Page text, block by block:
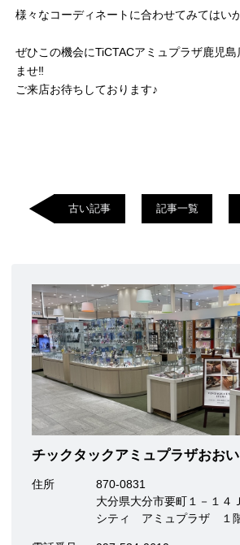
様々なコーディネートに合わせてみてはい
ぜひこの機会にTiCTACアミュプラザ鹿児
ませ‼︎
ご来店お待ちしております♪
古い記事 記事一覧
チックタックアミュプラザおお
住所
870-0831
大分県大分市要町１－１４
シティ アミュプラザ １